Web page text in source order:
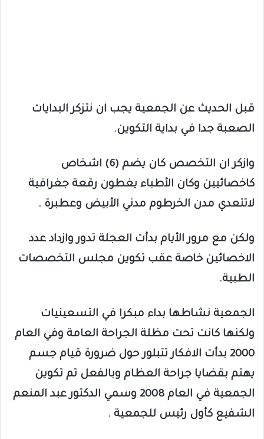
قبل الحديث عن الجمعية يجب ان نتزكر البدايات
الصعبة جدا في بداية التكوين.
وازكر ان التخصص كان يضم (6) اشخاص
كاخصائيين وكان الأطباء يغطون رقعة جغرافية
لاتتعدي مدن الخرطوم مدني الأبيض وعطبرة .
ولكن مع مرور الأيام بدأت العجلة تدور وازداد عدد
الاخصائين خاصة عقب تكوين مجلس التخصصات
الطبية.
الجمعية نشاطها بداء مبكرا في التسعينيات
ولكنها كانت تحت مظلة الجراحة العامة وفي العام
2000 بدأت الافكار تتبلور حول ضرورة قيام جسم
يهتم بقضايا جراحة العظام وبالفعل تم تكوين
الجمعية في العام 2008 وسمي الدكتور عبد المنعم
الشفيع كأول رئيس للجمعية .